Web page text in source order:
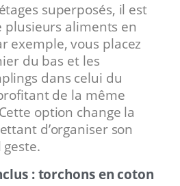
superposés, il est
plusieurs aliments en
exemple, vous placez
du bas et les
dans celui du
de la même
option change la
d’organiser son
: torchons en coton